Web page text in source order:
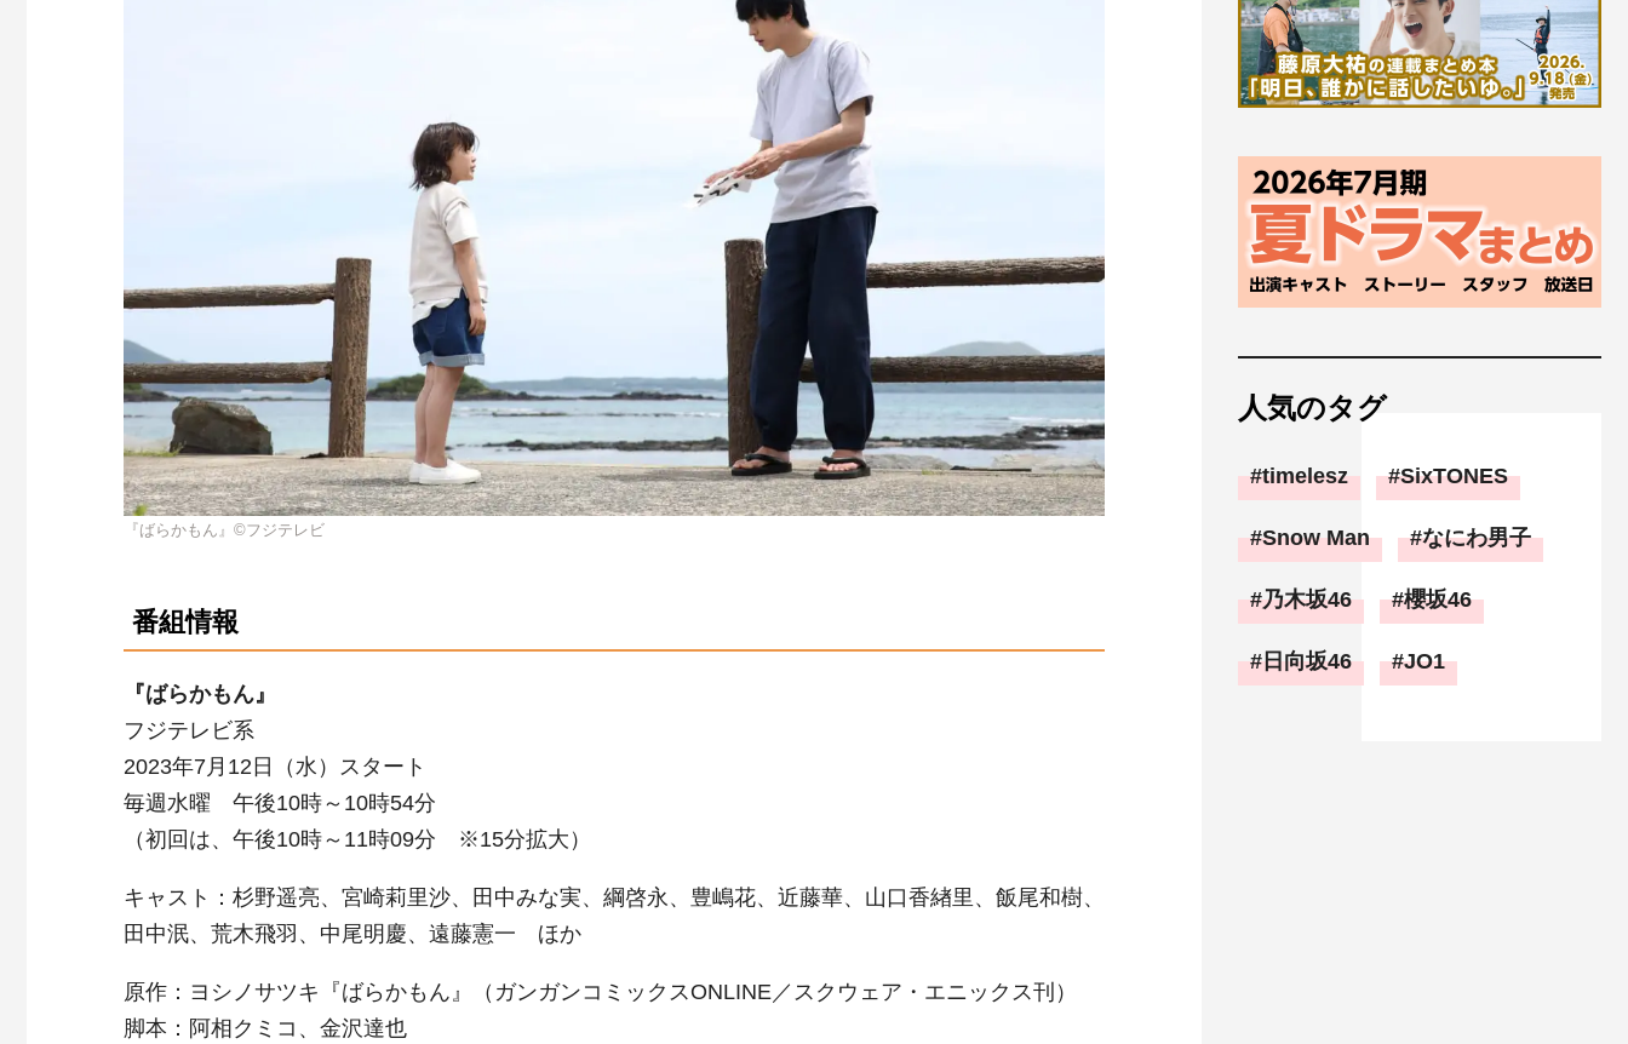
『ばらかもん』©フジテレビ
番組情報
『ばらかもん』
フジテレビ系
2023年7月12日（水）スタート
毎週水曜 午後10時～10時54分
（初回は、午後10時～11時09分 ※15分拡大）
キャスト：杉野遥亮、宮崎莉里沙、田中みな実、綱啓永、豊嶋花、近藤華、山口香緖里、飯尾和樹、
田中泯、荒木飛羽、中尾明慶、遠藤憲一 ほか
原作：ヨシノサツキ『ばらかもん』（ガンガンコミックスONLINE／スクウェア・エニックス刊）
脚本：阿相クミコ、金沢達也
人気のタグ
timelesz SixTONES
Snow Man なにわ男子
乃木坂46 櫻坂46
日向坂46 JO1